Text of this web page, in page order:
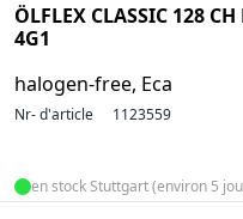
ÖLFLEX CLASSIC 128
4G1
halogen-free, Eca
Nr- d'article 1123559
en stock Stuttgart (environ 5